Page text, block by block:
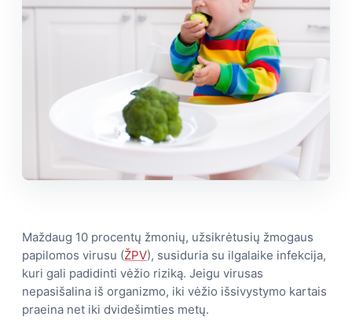
Maždaug 10 procentų žmonių, užsikrėtusių žmogaus
papilomos virusu (ŽPV), susiduria su ilgalaike infekcija,
kuri gali padidinti vėžio riziką. Jeigu virusas
nepasišalina iš organizmo, iki vėžio išsivystymo kartais
praeina net iki dvidešimties metų.